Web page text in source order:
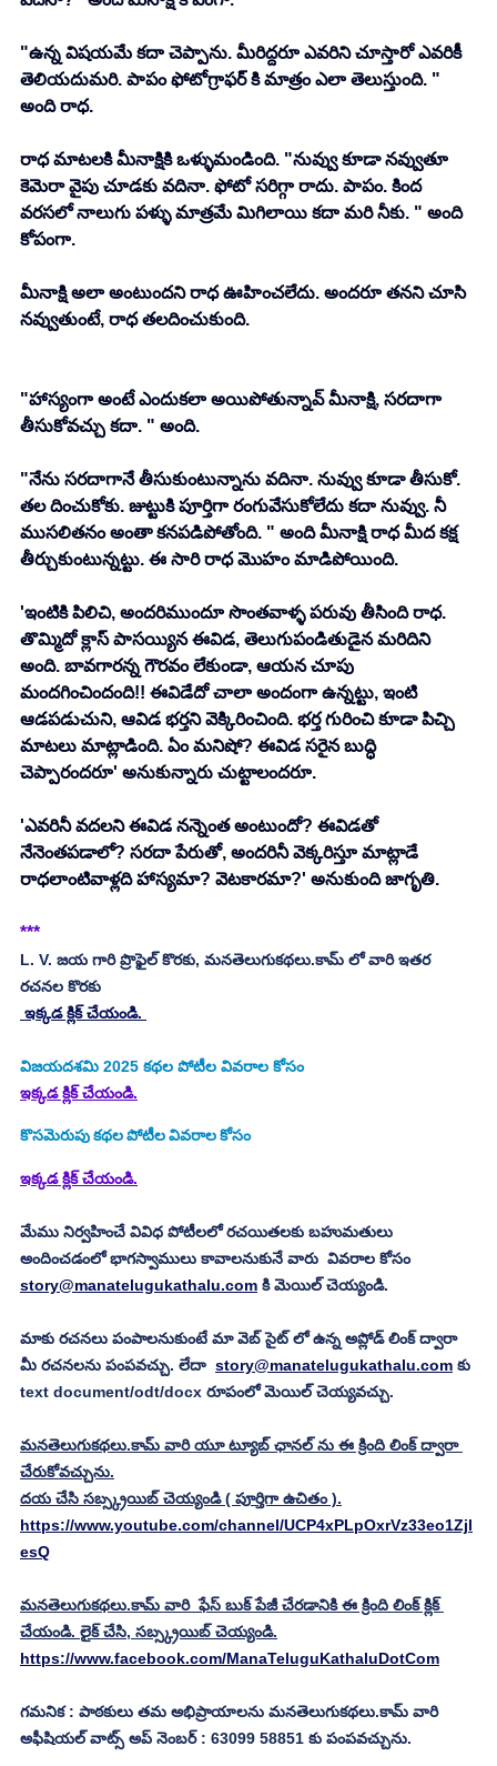
"ఉన్న విషయమే కదా చెప్పాను. మీరిద్దరూ ఎవరిని చూస్తారో ఎవరికీ
తెలియదుమరి. పాపం ఫోటోగ్రాఫర్ కి మాత్రం ఎలా తెలుస్తుంది. "
అంది రాధ.
రాధ మాటలకి మీనాక్షికి ఒళ్ళుమండింది. "నువ్వు కూడా నవ్వుతూ
కెమెరా వైపు చూడకు వదినా. ఫోటో సరిగ్గా రాదు. పాపం. కింద
వరసలో నాలుగు పళ్ళు మాత్రమే మిగిలాయి కదా మరి నీకు. " అంది
కోపంగా.
మీనాక్షి అలా అంటుందని రాధ ఊహించలేదు. అందరూ తనని చూసి
నవ్వుతుంటే, రాధ తలదించుకుంది.
"హాస్యంగా అంటే ఎందుకలా అయిపోతున్నావ్ మీనాక్షి, సరదాగా
తీసుకోవచ్చు కదా. " అంది.
"నేను సరదాగానే తీసుకుంటున్నాను వదినా. నువ్వు కూడా తీసుకో.
తల దించుకోకు. జుట్టుకి పూర్తిగా రంగువేసుకోలేదు కదా నువ్వు. నీ
ముసలితనం అంతా కనపడిపోతోంది. " అంది మీనాక్షి రాధ మీద కక్ష
తీర్చుకుంటున్నట్టు. ఈ సారి రాధ మొహం మాడిపోయింది.
'ఇంటికి పిలిచి, అందరిముందూ సొంతవాళ్ళ పరువు తీసింది రాధ.
తొమ్మిదో క్లాస్ పాసయ్యిన ఈవిడ, తెలుగుపండితుడైన మరిదిని
అంది. బావగారన్న గౌరవం లేకుండా, ఆయన చూపు
మందగించిందంది!! ఈవిడేదో చాలా అందంగా ఉన్నట్టు, ఇంటి
ఆడపడుచుని, ఆవిడ భర్తని వెక్కిరించింది. భర్త గురించి కూడా పిచ్చి
మాటలు మాట్లాడింది. ఏం మనిషో? ఈవిడ సరైన బుద్ధి
చెప్పారందరూ' అనుకున్నారు చుట్టాలందరూ.
'ఎవరినీ వదలని ఈవిడ నన్నెంత అంటుందో? ఈవిడతో
నేనెంతపడాలో? సరదా పేరుతో, అందరినీ వెక్కరిస్తూ మాట్లాడే
రాధలాంటివాళ్లది హాస్యమా? వెటకారమా?' అనుకుంది జాగృతి.
***
L. V. జయ గారి ప్రొఫైల్ కొరకు, మనతెలుగుకథలు.కామ్ లో వారి ఇతర
రచనల కొరకు
ఇక్కడ క్లిక్ చేయండి.
విజయదశమి 2025 కథల పోటీల వివరాల కోసం
ఇక్కడ క్లిక్ చేయండి.
కొసమెరుపు కథల పోటీల వివరాల కోసం
ఇక్కడ క్లిక్ చేయండి.
మేము నిర్వహించే వివిధ పోటీలలో రచయితలకు బహుమతులు
అందించడంలో భాగస్వాములు కావాలనుకునే వారు  వివరాల కోసం
story@manatelugukathalu.com కి మెయిల్ చెయ్యండి.
మాకు రచనలు పంపాలనుకుంటే మా వెబ్ సైట్ లో ఉన్న అప్లోడ్ లింక్ ద్వారా
మీ రచనలను పంపవచ్చు. లేదా story@manatelugukathalu.com కు
text document/odt/docx రూపంలో మెయిల్ చెయ్యవచ్చు.
మనతెలుగుకథలు.కామ్ వారి యూ ట్యూబ్ ఛానల్ ను ఈ క్రింది లింక్ ద్వారా
చేరుకోవచ్చును.
దయ చేసి సబ్స్క్రయిబ్ చెయ్యండి ( పూర్తిగా ఉచితం ).
https://www.youtube.com/channel/UCP4xPLpOxrVz33eo1Zjl
esQ
మనతెలుగుకథలు.కామ్ వారి  ఫేస్ బుక్ పేజీ చేరడానికి ఈ క్రింది లింక్ క్లిక్
చేయండి. లైక్ చేసి, సబ్స్క్రయిబ్ చెయ్యండి.
https://www.facebook.com/ManaTeluguKathaluDotCom
గమనిక : పాఠకులు తమ అభిప్రాయాలను మనతెలుగుకథలు.కామ్ వారి
అఫీషియల్ వాట్స్ అప్ నెంబర్ : 63099 58851 కు పంపవచ్చును.